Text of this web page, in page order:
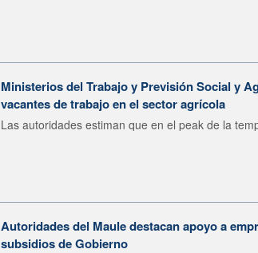
Ministerios del Trabajo y Previsión Social y
vacantes de trabajo en el sector agrícola
Las autoridades estiman que en el peak de la
Autoridades del Maule destacan apoyo a
subsidios de Gobierno